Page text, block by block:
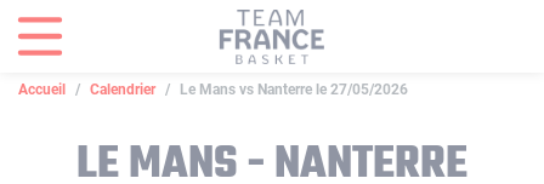
Accueil Calendrier Le Mans vs Nanterre le 27/05/2026
LE MANS - NANTERRE
Panneau de gestion des cookies